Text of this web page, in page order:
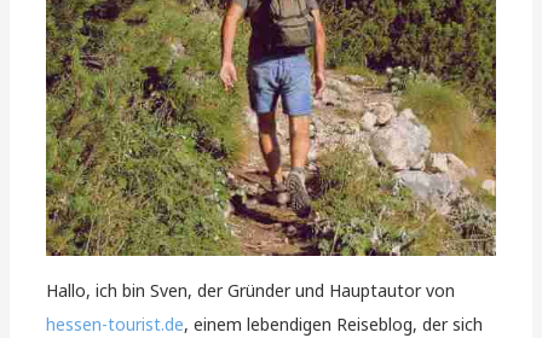
Hallo, ich bin Sven, der Gründer und Hauptautor von
hessen-tourist.de, einem lebendigen Reiseblog, der sich